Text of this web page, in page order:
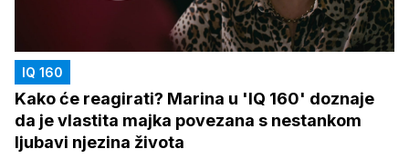
IQ 160
Kako će reagirati? Marina u 'IQ 160' doznaje
da je vlastita majka povezana s nestankom
ljubavi njezina života